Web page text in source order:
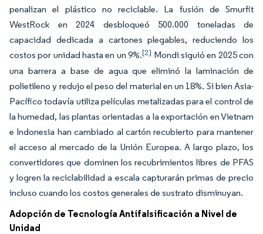
penalizan el plástico no reciclable. La fusión de Smurfit
WestRock en 2024 desbloqueó 500.000 toneladas de
capacidad dedicada a cartones plegables, reduciendo los
costos por unidad hasta en un 9%.[2] Mondi siguió en 2025 con
una barrera a base de agua que eliminó la laminación de
polietileno y redujo el peso del material en un 18%. Si bien Asia-
Pacífico todavía utiliza películas metalizadas para el control de
la humedad, las plantas orientadas a la exportación en Vietnam
e Indonesia han cambiado al cartón recubierto para mantener
el acceso al mercado de la Unión Europea. A largo plazo, los
convertidores que dominen los recubrimientos libres de PFAS
y logren la reciclabilidad a escala capturarán primas de precio
incluso cuando los costos generales de sustrato disminuyan.
Adopción de Tecnología Antifalsiﬁcación a Nivel de
Unidad